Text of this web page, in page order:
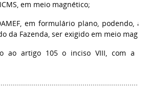
em meio magnético;
em formulário plano, podendo, a
da Fazenda, ser exigido em meio
ao artigo 105 o inciso VIII, com a